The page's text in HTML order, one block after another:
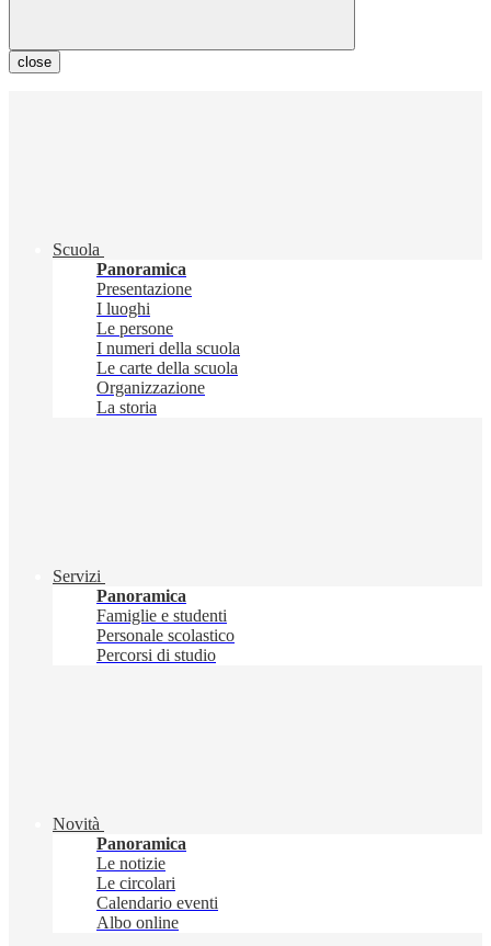
close
Scuola
Panoramica
Presentazione
I luoghi
Le persone
I numeri della scuola
Le carte della scuola
Organizzazione
La storia
Servizi
Panoramica
Famiglie e studenti
Personale scolastico
Percorsi di studio
Novità
Panoramica
Le notizie
Le circolari
Calendario eventi
Albo online